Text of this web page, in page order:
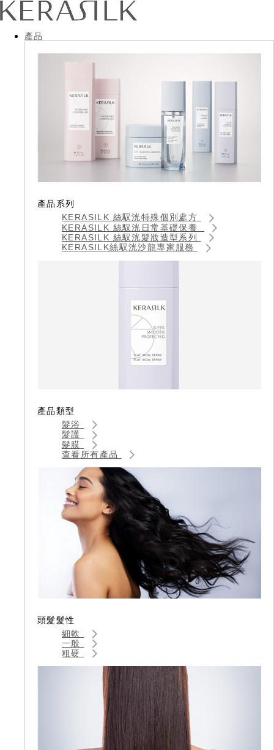
產品
產品系列
KERASILK 絲馭洸特殊個別處方
KERASILK 絲馭洸日常基礎保養
KERASILK 絲馭洸髮妝造型系列
KERASILK絲馭洸沙龍專家服務
產品類型
髮浴
髮護
髮膜
查看所有產品
頭髮髮性
細軟
一般
粗硬